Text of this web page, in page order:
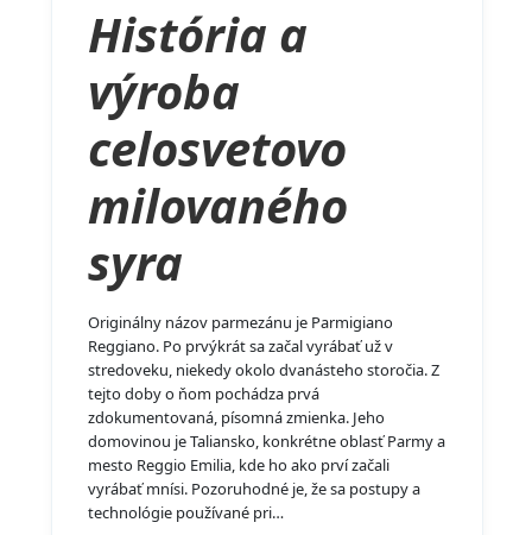
História a
výroba
celosvetovo
milovaného
syra
Originálny názov parmezánu je Parmigiano
Reggiano. Po prvýkrát sa začal vyrábať už v
stredoveku, niekedy okolo dvanásteho storočia. Z
tejto doby o ňom pochádza prvá
zdokumentovaná, písomná zmienka. Jeho
domovinou je Taliansko, konkrétne oblasť Parmy a
mesto Reggio Emilia, kde ho ako prví začali
vyrábať mnísi. Pozoruhodné je, že sa postupy a
technológie používané pri…